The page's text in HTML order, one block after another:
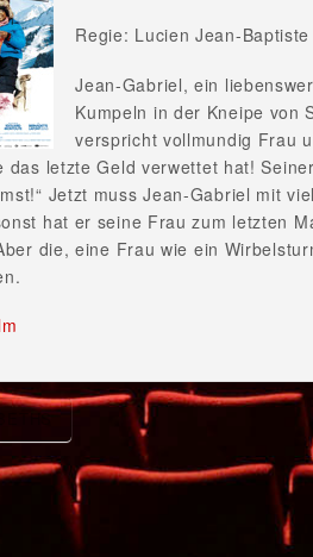
Regie: Lucien Jean-Baptiste
Jean-Gabriel, ein
Kumpeln in der Kneipe von
verspricht vollmundig Frau
das letzte Geld verwettet hat!
Jetzt muss Jean-Gabriel mit
hat er seine Frau zum letzten
die, eine Frau wie ein